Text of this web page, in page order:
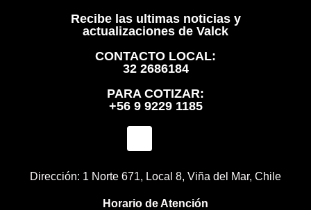
Recibe las ultimas noticias y
actualizaciones de Valck
CONTACTO LOCAL:
32 2686184
PARA COTIZAR:
+56 9 9229 1185
Dirección: 1 Norte 671, Local 8, Viña del Mar, Chile
Horario de Atención